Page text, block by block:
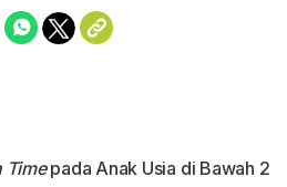
Timepada Anak Usia di Bawah 2